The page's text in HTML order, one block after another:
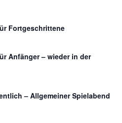
Fortgeschrittene
Anfänger – wieder in der
– Allgemeiner Spielabend